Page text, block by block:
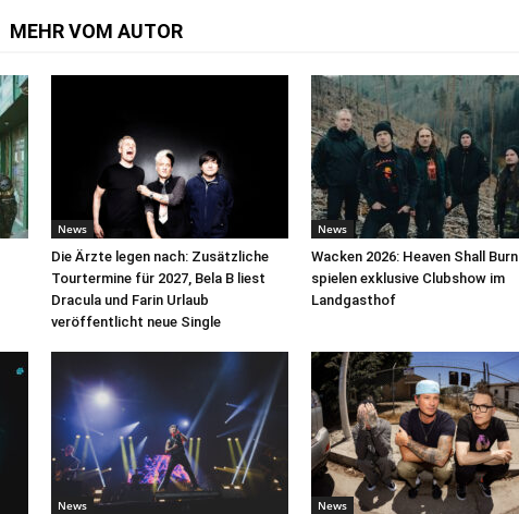
MEHR VOM AUTOR
News
Die Ärzte legen nach: Zusätzliche
Tourtermine für 2027, Bela B liest
Dracula und Farin Urlaub
veröffentlicht neue Single
News
Wacken 2026: Heaven Shall Burn
spielen exklusive Clubshow im
Landgasthof
News News